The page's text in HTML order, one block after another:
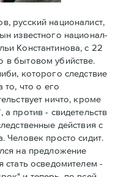
русский националист,
известного национал-
Константинова, с 22
в бытовом убийстве.
которого следствие
то, что о его
ничто, кроме
против - свидетельств
действия с
Человек просто сидит.
на предложение
стать осведомителем -